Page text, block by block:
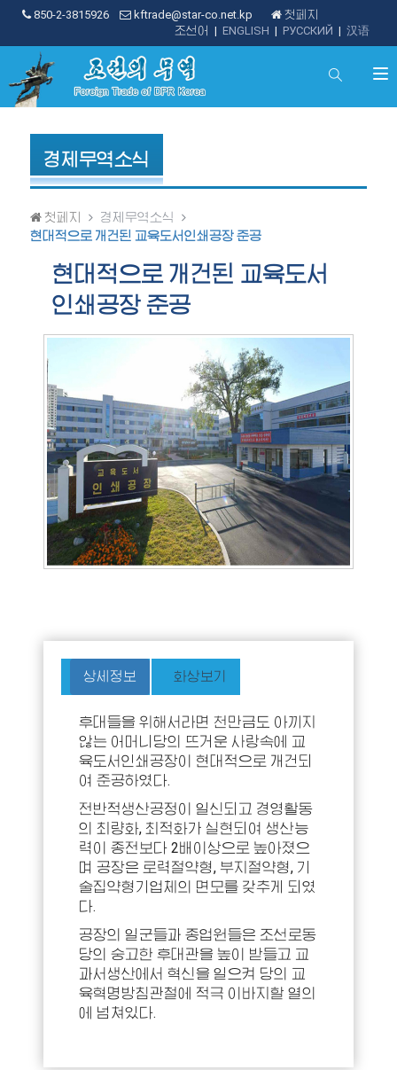
850-2-3815926 kftrade@star-co.net.kp
첫페지
| 汉语
| РУССКИЙ
| ENGLISH
조선어
경제무역소식
첫페지
경제무역소식
현대적으로 개건된 교육도서인쇄공장 준공
현대적으로 개건된 교육도서
인쇄공장 준공
상세정보 화상보기
후대들을 위해서라면 천만금도 아끼지
않는 어머니당의 뜨거운 사랑속에 교
육도서인쇄공장이 현대적으로 개건되
여 준공하였다.
전반적생산공정이 일신되고 경영활동
의 최량화, 최적화가 실현되여 생산능
력이 종전보다 2배이상으로 높아졌으
며 공장은 로력절약형, 부지절약형, 기
술집약형기업체의 면모를 갖추게 되였
다.
공장의 일군들과 종업원들은 조선로동
당의 숭고한 후대관을 높이 받들고 교
과서생산에서 혁신을 일으켜 당의 교
육혁명방침관철에 적극 이바지할 열의
에 넘쳐있다.